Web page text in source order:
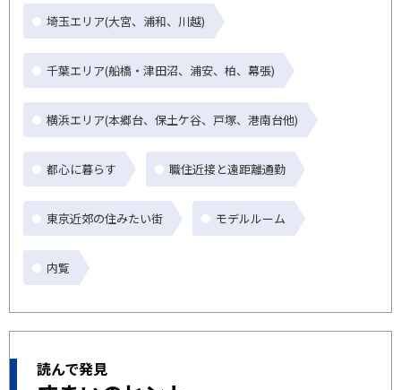
埼玉エリア(大宮、浦和、川越)
千葉エリア(船橋・津田沼、浦安、柏、幕張)
横浜エリア(本郷台、保土ケ谷、戸塚、港南台他)
都心に暮らす 職住近接と遠距離通勤
東京近郊の住みたい街 モデルルーム
内覧
読んで発見